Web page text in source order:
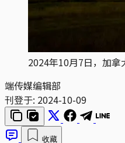
2024年10月7日，加
端传媒编辑部
刊登于: 2024-10-09
收藏